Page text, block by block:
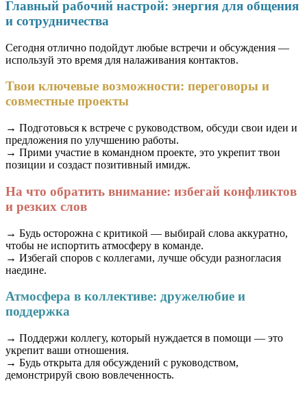
Главный рабочий настрой: энергия для общения
и сотрудничества
Сегодня отлично подойдут любые встречи и обсуждения —
используй это время для налаживания контактов.
Твои ключевые возможности: переговоры и
совместные проекты
→ Подготовься к встрече с руководством, обсуди свои идеи и
предложения по улучшению работы.
→ Прими участие в командном проекте, это укрепит твои
позиции и создаст позитивный имидж.
На что обратить внимание: избегай конфликтов
и резких слов
→ Будь осторожна с критикой — выбирай слова аккуратно,
чтобы не испортить атмосферу в команде.
→ Избегай споров с коллегами, лучше обсуди разногласия
наедине.
Атмосфера в коллективе: дружелюбие и
поддержка
→ Поддержи коллегу, который нуждается в помощи — это
укрепит ваши отношения.
→ Будь открыта для обсуждений с руководством,
демонстрируй свою вовлеченность.